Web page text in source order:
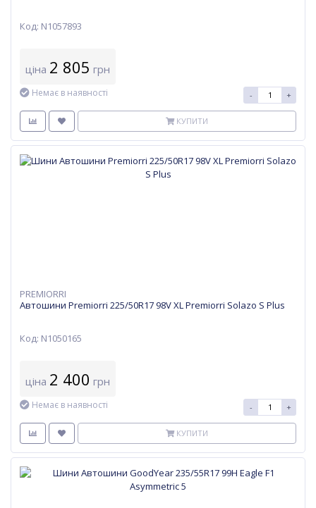
Код: N1057893
ціна 2 805 грн
Немає в наявності - +
КУПИТИ
PREMIORRI
Автошини Premiorri 225/50R17 98V XL Premiorri Solazo S Plus
Код: N1050165
ціна 2 400 грн
Немає в наявності - +
КУПИТИ